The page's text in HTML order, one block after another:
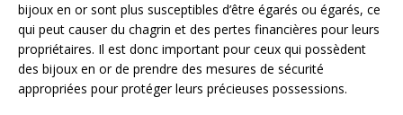
bijoux en or sont plus susceptibles d’être égarés ou égarés, ce
qui peut causer du chagrin et des pertes financières pour leurs
propriétaires. Il est donc important pour ceux qui possèdent
des bijoux en or de prendre des mesures de sécurité
appropriées pour protéger leurs précieuses possessions.